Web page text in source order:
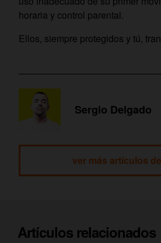
horaria y control parental.
Ellos, siempre protegidos y tú,
Sergio Delgado
ver más artículos
Artículos relacionados